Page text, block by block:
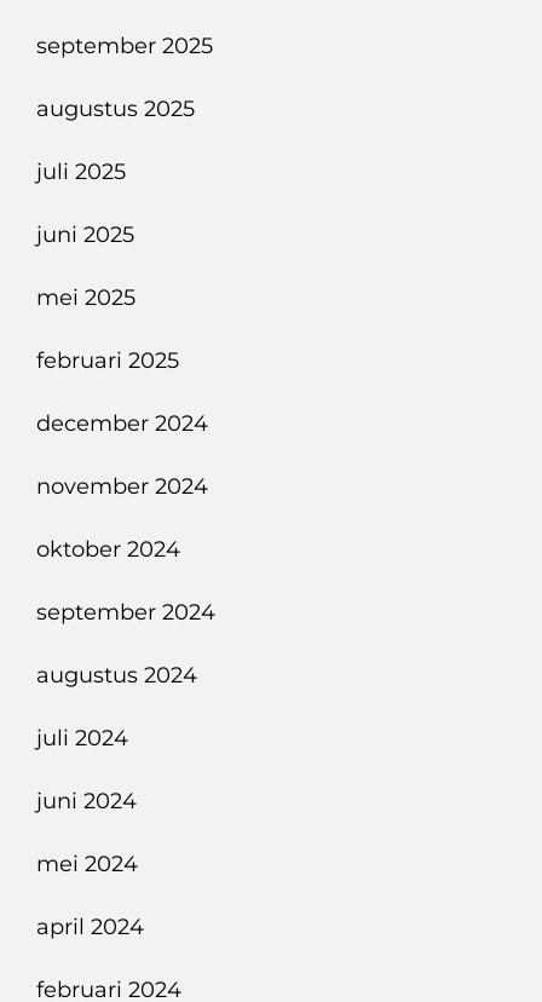
september 2025
augustus 2025
juli 2025
juni 2025
mei 2025
februari 2025
december 2024
november 2024
oktober 2024
september 2024
augustus 2024
juli 2024
juni 2024
mei 2024
april 2024
februari 2024